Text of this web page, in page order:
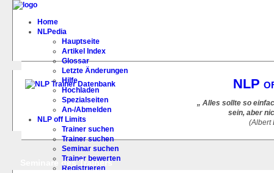
Home
NLPedia
Hauptseite
Artikel Index
Glossar
Letzte Änderungen
Hilfe
Hochladen
Spezialseiten
An-/Abmelden
NLP off Limits
Trainer suchen
Trainer suchen
Seminar suchen
Trainer bewerten
Registrieren
NLP
„ Alles sollte so
sein, aber
(Albert
Seminare des Trainers